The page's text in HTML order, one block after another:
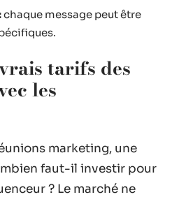
chaque message peut être
tarifs des
les
marketing, une
faut-il investir pour
? Le marché ne